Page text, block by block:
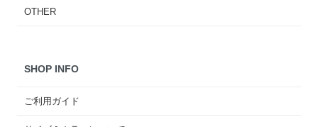
OTHER
SHOP INFO
ご利用ガイド